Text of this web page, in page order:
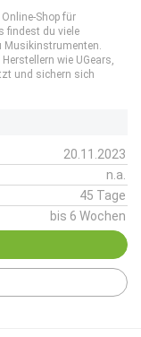
Shop für
findest du viele
Musikinstrumenten.
wie UGears,
und sichern sich
20.11.2023
n.a.
45 Tage
bis 6 Wochen